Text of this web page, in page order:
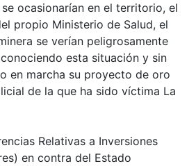
ocasionarían en el territorio, el
propio Ministerio de Salud, el
se verían peligrosamente
esta situación y sin
en marcha su proyecto de oro
de la que ha sido víctima La
Relativas a Inversiones
en contra del Estado